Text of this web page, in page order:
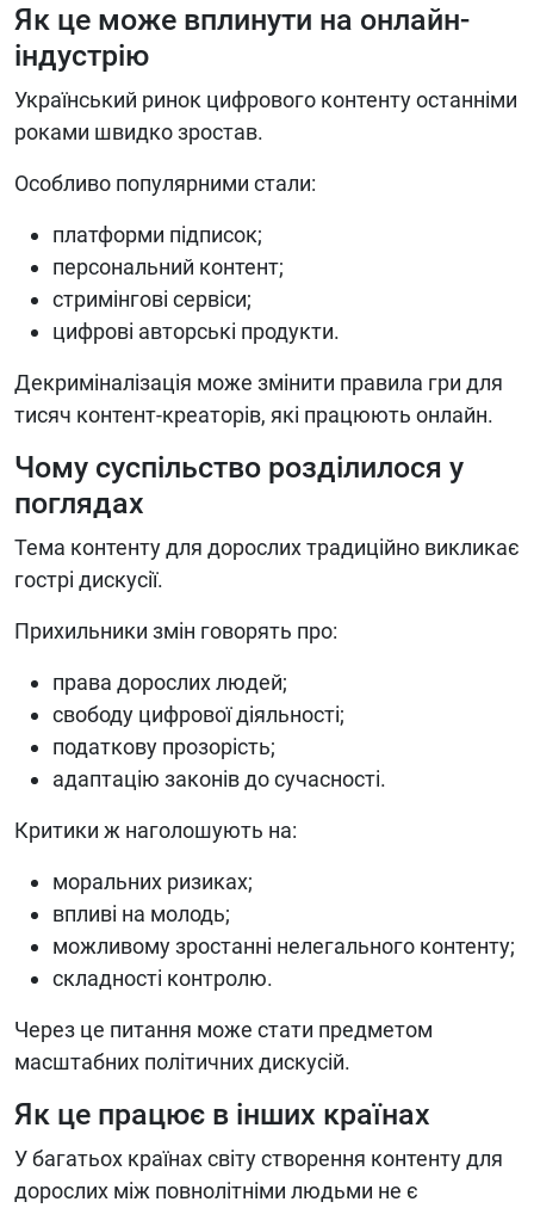
Як це може вплинути на онлайн-
індустрію
Український ринок цифрового контенту останніми
роками швидко зростав.
Особливо популярними стали:
платформи підписок;
персональний контент;
стримінгові сервіси;
цифрові авторські продукти.
Декриміналізація може змінити правила гри для
тисяч контент-креаторів, які працюють онлайн.
Чому суспільство розділилося у
поглядах
Тема контенту для дорослих традиційно викликає
гострі дискусії.
Прихильники змін говорять про:
права дорослих людей;
свободу цифрової діяльності;
податкову прозорість;
адаптацію законів до сучасності.
Критики ж наголошують на:
моральних ризиках;
впливі на молодь;
можливому зростанні нелегального контенту;
складності контролю.
Через це питання може стати предметом
масштабних політичних дискусій.
Як це працює в інших країнах
У багатьох країнах світу створення контенту для
дорослих між повнолітніми людьми не є